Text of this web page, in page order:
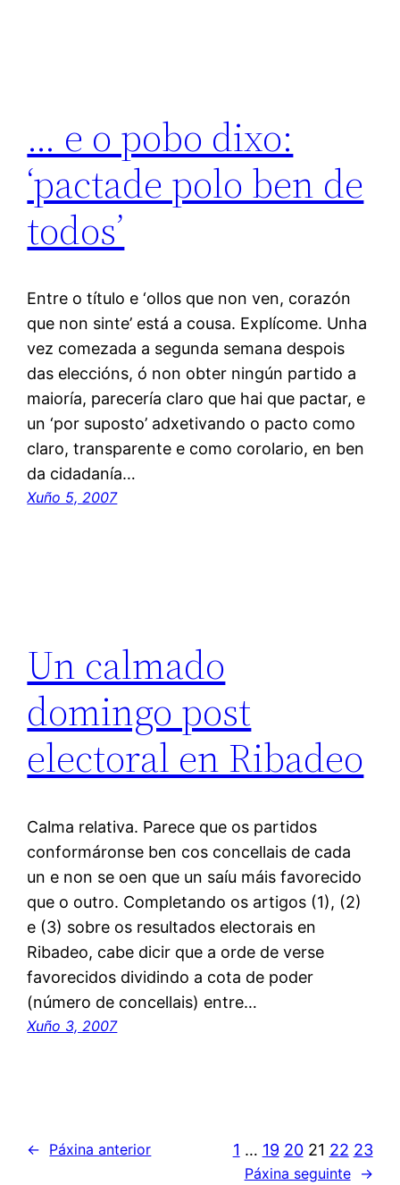
… e o pobo dixo:
‘pactade polo ben de
todos’
Entre o título e ‘ollos que non ven, corazón
que non sinte’ está a cousa. Explícome. Unha
vez comezada a segunda semana despois
das eleccións, ó non obter ningún partido a
maioría, parecería claro que hai que pactar, e
un ‘por suposto’ adxetivando o pacto como
claro, transparente e como corolario, en ben
da cidadanía…
Xuño 5, 2007
Un calmado
domingo post
electoral en Ribadeo
Calma relativa. Parece que os partidos
conformáronse ben cos concellais de cada
un e non se oen que un saíu máis favorecido
que o outro. Completando os artigos (1), (2)
e (3) sobre os resultados electorais en
Ribadeo, cabe dicir que a orde de verse
favorecidos dividindo a cota de poder
(número de concellais) entre…
Xuño 3, 2007
← Páxina anterior 1 … 19 20 21 22 23
Páxina seguinte →